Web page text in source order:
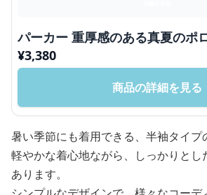
パーカー 重厚感のある真夏のポ
¥3,380
商品の詳細を見る
暑い季節にも着用できる、半袖タイプ
軽やかな着心地ながら、しっかりとし
あります。